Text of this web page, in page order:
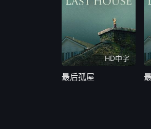
HD中字
最后孤屋